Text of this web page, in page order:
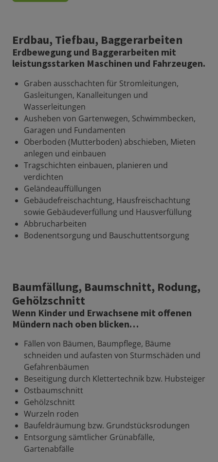
Erdbau, Tiefbau, Baggerarbeiten
Erdbewegung und Baggerarbeiten mit
leistungsstarken Maschinen und Fahrzeugen.
Graben ausschachten für Stromleitungen,
Gasleitungen, Kanalleitungen und
Wasserleitungen
Ausheben von Gartenwegen, Schwimmbecken,
Garagen und Fundamenten
Oberboden (Mutterboden) abschieben, Mieten
anlegen und einbauen
Tragschichten einbauen, planieren und
verdichten
Geländeauffüllungen
Gebäudefreischachtung, Hausfreischachtung
sowie Gebäudeverfüllung und Hausverfüllung
Abbrucharbeiten
Bodenentsorgung und Bauschuttentsorgung
Baumfällung, Baumschnitt, Rodung,
Gehölzschnitt
Wenn Kinder und Erwachsene mit offenen
Mündern nach oben blicken…
Fällen von Bäumen, Baumpflege, Bäume
schneiden und aufasten von Sturmschäden und
Gefahrenbäumen
Beseitigung durch Klettertechnik bzw. Hubsteiger
Ostbaumschnitt
Gehölzschnitt
Wurzeln roden
Baufeldräumung bzw. Grundstücksrodungen
Entsorgung sämtlicher Grünabfälle,
Gartenabfälle